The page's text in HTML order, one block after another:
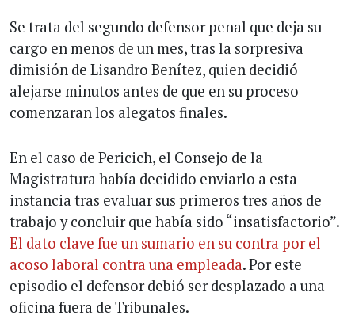
Se trata del segundo defensor penal que deja su
cargo en menos de un mes, tras la sorpresiva
dimisión de Lisandro Benítez, quien decidió
alejarse minutos antes de que en su proceso
comenzaran los alegatos finales.
En el caso de Pericich, el Consejo de la
Magistratura había decidido enviarlo a esta
instancia tras evaluar sus primeros tres años de
trabajo y concluir que había sido “insatisfactorio”.
El dato clave fue un sumario en su contra por el
acoso laboral contra una empleada. Por este
episodio el defensor debió ser desplazado a una
oficina fuera de Tribunales.